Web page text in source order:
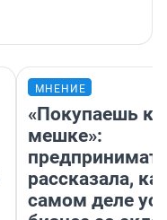
МНЕНИЕ
«Покупаешь
мешке»:
рассказала,
самом деле